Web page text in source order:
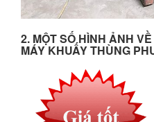
2. MỘT SỐ HÌNH ẢNH
MÁY KHUẤY THÙNG